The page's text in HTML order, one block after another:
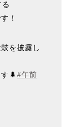
！
を披露し
🌲#午前